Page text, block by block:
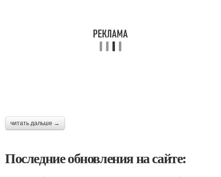
читать дальше →
Последние обновления на сайте: